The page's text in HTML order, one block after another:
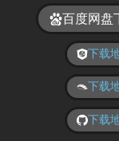
百度网盘
下载
下载
下载